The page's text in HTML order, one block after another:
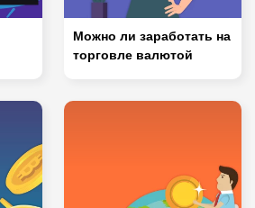
Можно ли заработать на
торговле валютой